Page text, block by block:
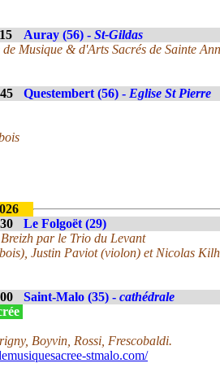
Auray (56) - St-Gildas
de Musique & d'Arts Sacrés de Sainte
Questembert (56) - Eglise St Pierre
Le Folgoët (29)
par le Trio du Levant
Justin Paviot (violon) et Nicolas
Saint-Malo (35) - cathédrale
Boyvin, Rossi, Frescobaldi.
stmalo.com/